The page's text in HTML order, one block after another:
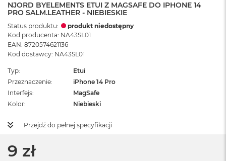
NJORD BYELEMENTS ETUI Z MAGSAFE DO IPHONE 14
PRO SALM.LEATHER - NIEBIESKIE
Status produktu:
produkt niedostępny
Kod producenta: NA43SL01
EAN: 8720574621136
Kod dostawcy: NA43SL01
Typ
Etui
Przeznaczenie
iPhone 14 Pro
Interfejs
MagSafe
Kolor
Niebieski
Przejdź do pełnej specyfikacji
9 zł